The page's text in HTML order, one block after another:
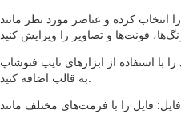
انتخاب کرده و عناصر مورد نظر مانند
استفاده از ابزارهای تایپ فتوشاپ
به قالب اضافه کنید.